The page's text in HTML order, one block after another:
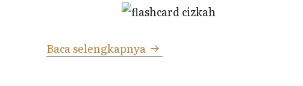
Baca selengkapnya Hijaiyahku…